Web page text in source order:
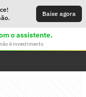
Baixe agora
o assistente.
é investimento